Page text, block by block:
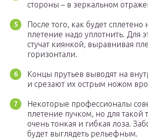
стороны – в зеркальном
После того, как будет сплетено
плетение надо уплотнить. Для
стучат киянкой, выравнивая
горизонтали.
Концы прутьев выводят на
и срезают их острым ножом
Некоторые профессионалы
плетение пучком, но для такой
очень тонкая и гибкая лоза.
будет выглядеть рельефным.